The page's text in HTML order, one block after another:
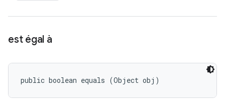
est égal à
public boolean equals (Object obj)